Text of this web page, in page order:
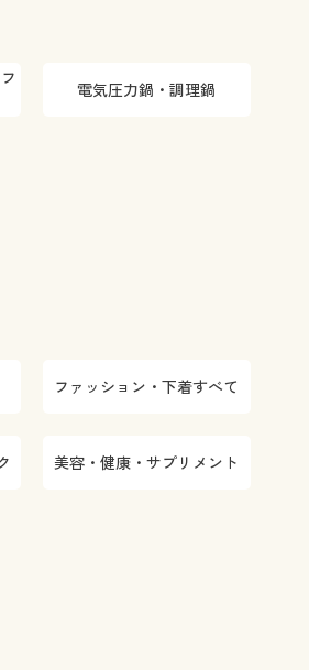
電気圧力鍋・調理鍋
ファッション・下着すべて
美容・健康・サプリメント